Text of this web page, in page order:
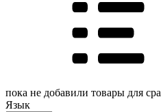
пока не добавили товары для
Язык